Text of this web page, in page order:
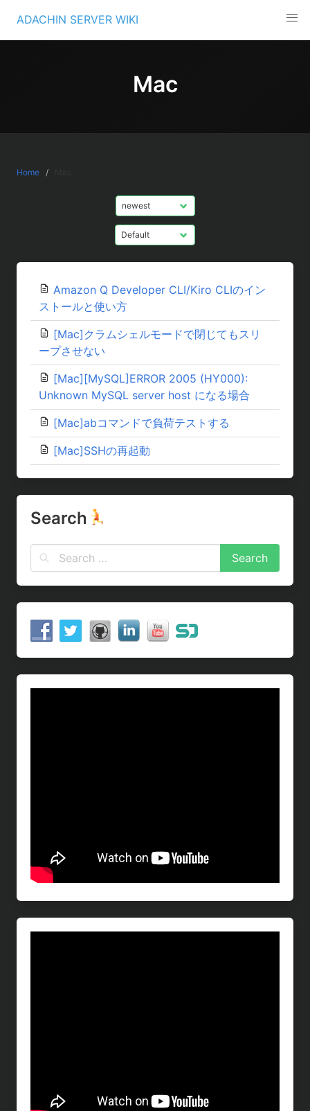
content
ADACHIN SERVER WIKI
Mac
Home
Amazon Q Developer CLI/Kiro CLIのイン
ストールと使い方
[Mac]クラムシェルモードで閉じてもスリ
ープさせない
[Mac][MySQL]ERROR 2005 (HY000):
Unknown MySQL server host になる場合
[Mac]abコマンドで負荷テストする
[Mac]SSHの再起動
Search